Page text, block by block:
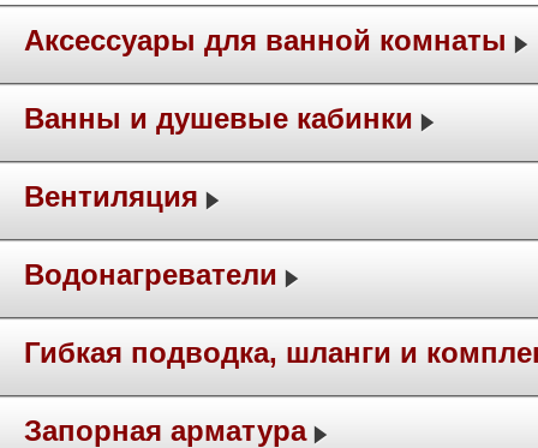
Аксессуары для ванной комнаты
Ванны и душевые кабинки
Вентиляция
Водонагреватели
Гибкая подводка, шланги и
Запорная арматура